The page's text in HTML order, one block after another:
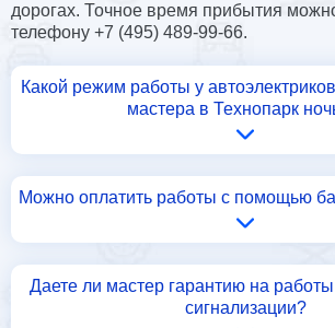
дорогах. Точное время прибытия
телефону +7 (495) 489-99-66.
Какой режим работы у
мастера в Технопарк
Можно оплатить работы с помощью
Даете ли мастер гарантию на
сигнализации?